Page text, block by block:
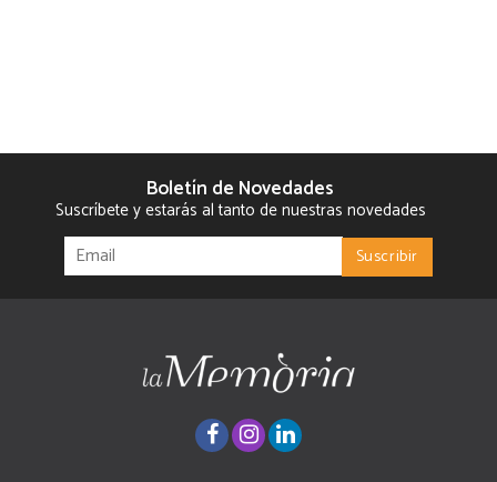
Boletín de Novedades
Suscríbete y estarás al tanto de nuestras novedades